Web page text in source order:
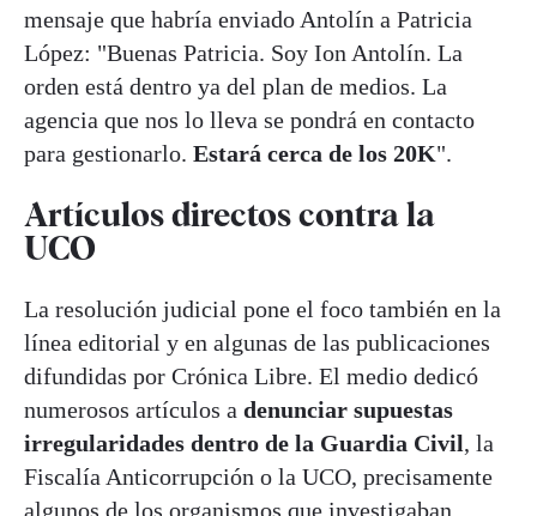
mensaje que habría enviado Antolín a Patricia
López: "Buenas Patricia. Soy Ion Antolín. La
orden está dentro ya del plan de medios. La
agencia que nos lo lleva se pondrá en contacto
para gestionarlo. Estará cerca de los 20K".
Artículos directos contra la
UCO
La resolución judicial pone el foco también en la
línea editorial y en algunas de las publicaciones
difundidas por Crónica Libre. El medio dedicó
numerosos artículos a denunciar supuestas
irregularidades dentro de la Guardia Civil, la
Fiscalía Anticorrupción o la UCO, precisamente
algunos de los organismos que investigaban